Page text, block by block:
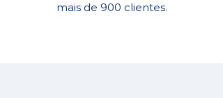
mais de 900 clientes.